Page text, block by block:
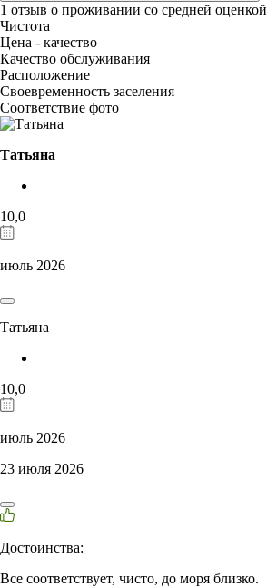
1 отзыв о проживании со средней оценкой
Чистота
Цена - качество
Качество обслуживания
Расположение
Своевременность заселения
Соответствие фото
Татьяна
10,0
июль 2026
Татьяна
10,0
июль 2026
23 июля 2026
Достоинства:
Все соответствует, чисто, до моря близко.